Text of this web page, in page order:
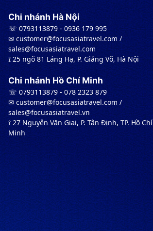
Chi nhánh Hà Nội
☏ 0793113879 - 0936 179 995
✉︎ customer@focusasiatravel.com /
sales@focusasiatravel.com
⟟ 25 ngõ 81 Láng Hạ, P. Giảng Võ, Hà Nội
Chi nhánh Hồ Chí Minh
☏ 0793113879 - 078 2323 879
✉︎ customer@focusasiatravel.com /
sales@focusasiatravel.vn
⟟ 27 Nguyễn Văn Giai, P. Tân Định, TP. Hồ Chí
Minh